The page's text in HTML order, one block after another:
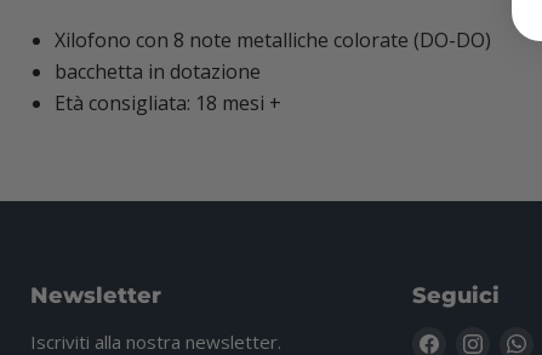
Xilofono con 8 note metalliche colorate (DO-DO)
bacchetta in dotazione
Età consigliata: 18 mesi +
Newsletter
Iscriviti alla nostra newsletter.
Seguici
Trovaci Trovaci